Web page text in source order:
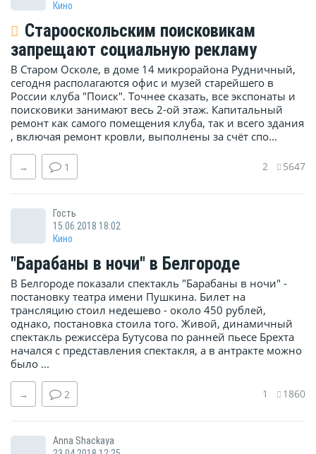
Кино
Старооскольским поисковикам
запрещают социальную рекламу
В Старом Осколе, в доме 14 микрорайона Рудничный,
сегодня располагаются офис и музей старейшего в
России клуба "Поиск". Точнее сказать, все экспонаты и
поисковики занимают весь 2-ой этаж. Капитальный
ремонт как самого помещения клуба, так и всего здания
, включая ремонт кровли, выполнены за счёт спо...
→ 1 2 5647
Гость
15.06.2018 18:02
Кино
"Барабаны в ночи" в Белгороде
В Белгороде показали спектакль "Барабаны в ночи" -
постановку театра имени Пушкина. Билет на
трансляцию стоил недешево - около 450 рублей,
однако, постановка стоила того. Живой, динамичный
спектакль режиссёра Бутусова по ранней пьесе Брехта
начался с представления спектакля, а в антракте можно
было ...
→ 2 1 1860
Anna Shackaya